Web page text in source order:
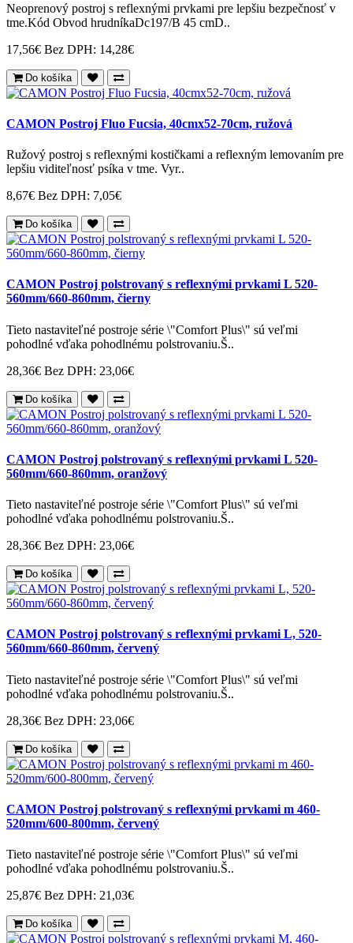
Neoprenový postroj s reflexnými prvkami pre lepšiu bezpečnosť v
tme.Kód Obvod hrudníkaDc197/B 45 cmD..
17,56€ Bez DPH: 14,28€
Do košíka
CAMON Postroj Fluo Fucsia, 40cmx52-70cm, ružová
Ružový postroj s reflexnými kostičkami a reflexným lemovaním pre
lepšiu viditeľnosť psíka v tme. Vyr..
8,67€ Bez DPH: 7,05€
Do košíka
CAMON Postroj polstrovaný s reflexnými prvkami L 520-
560mm/660-860mm, čierny
Tieto nastaviteľné postroje série \"Comfort Plus\" sú veľmi
pohodlné vďaka pohodlnému polstrovaniu.Š..
28,36€ Bez DPH: 23,06€
Do košíka
CAMON Postroj polstrovaný s reflexnými prvkami L 520-
560mm/660-860mm, oranžový
Tieto nastaviteľné postroje série \"Comfort Plus\" sú veľmi
pohodlné vďaka pohodlnému polstrovaniu.Š..
28,36€ Bez DPH: 23,06€
Do košíka
CAMON Postroj polstrovaný s reflexnými prvkami L, 520-
560mm/660-860mm, červený
Tieto nastaviteľné postroje série \"Comfort Plus\" sú veľmi
pohodlné vďaka pohodlnému polstrovaniu.Š..
28,36€ Bez DPH: 23,06€
Do košíka
CAMON Postroj polstrovaný s reflexnými prvkami m 460-
520mm/600-800mm, červený
Tieto nastaviteľné postroje série \"Comfort Plus\" sú veľmi
pohodlné vďaka pohodlnému polstrovaniu.Š..
25,87€ Bez DPH: 21,03€
Do košíka